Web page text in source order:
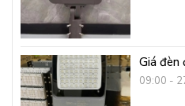
Giá đèn
09:00 -